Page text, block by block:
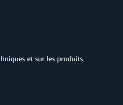
et sur les produits